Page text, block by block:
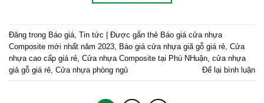
Đăng trong Báo giá Tin tức | Được gắn thẻ Báo giá cửa nhựa
Composite mới nhất năm 2023 Báo giá cửa nhựa giã gỗ giá rẻ Cửa
nhựa cao cấp giá rẻ Cửa nhựa Composite tại Phú NHuận cửa nhựa
giả gỗ giá rẻ Cửa nhựa phòng ngủ Để lại bình luận